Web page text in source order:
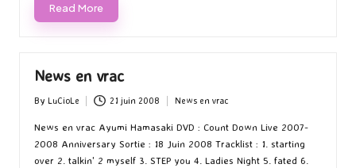
Read More
News en vrac
Posted
by
By LuCioLe 21 juin 2008
in
News en vrac
News en vrac Ayumi Hamasaki DVD : Count Down Live 2007-
2008 Anniversary Sortie : 18 Juin 2008 Tracklist : 1. starting
over 2. talkin' 2 myself 3. STEP you 4. Ladies Night 5. fated 6.